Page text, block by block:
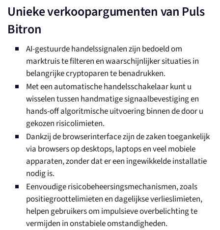
Unieke verkoopargumenten van Puls
Bitron
AI-gestuurde handelssignalen zijn bedoeld om
marktruis te filteren en waarschijnlijker situaties in
belangrijke cryptoparen te benadrukken.
Met een automatische handelsschakelaar kunt u
wisselen tussen handmatige signaalbevestiging en
hands-off algoritmische uitvoering binnen de door u
gekozen risicolimieten.
Dankzij de browserinterface zijn de zaken toegankelijk
via browsers op desktops, laptops en veel mobiele
apparaten, zonder dat er een ingewikkelde installatie
nodig is.
Eenvoudige risicobeheersingsmechanismen, zoals
positiegroottelimieten en dagelijkse verlieslimieten,
helpen gebruikers om impulsieve overbelichting te
vermijden in onstabiele omstandigheden.